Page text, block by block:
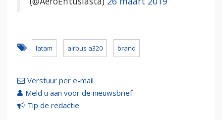
latam airbus a320 brand
Verstuur per e-mail
Meld u aan voor de nieuwsbrief
Tip de redactie